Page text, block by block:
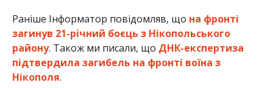
Раніше Інформатор повідомляв, що на фронті
загинув 21-річний боєць з Нікопольського
району. Також ми писали, що ДНК-експертиза
підтвердила загибель на фронті воїна з
Нікополя.